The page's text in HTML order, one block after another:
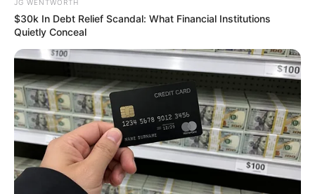
These Scenes Sparked Conversations Beyond The
JG WENTWORTH
$30k In Debt Relief Scandal: What Financial Institutions
Quietly Conceal